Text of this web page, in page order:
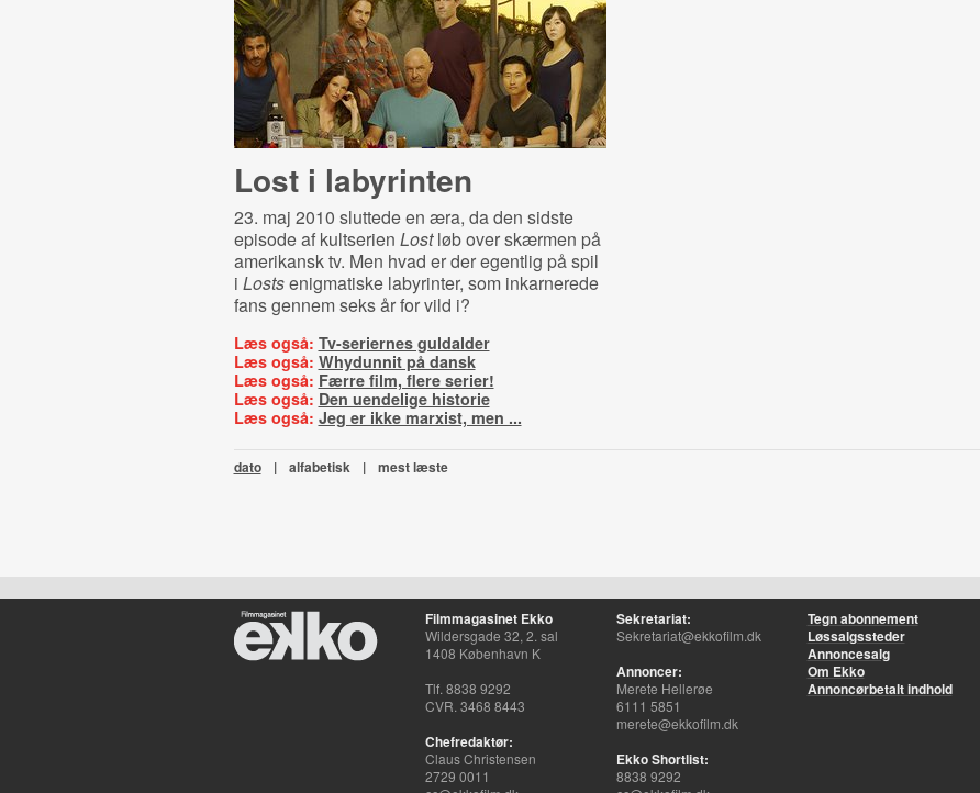
Lost i labyrinten
23. maj 2010 sluttede en æra, da den sidste
episode af kultserien Lostløb over skærmen på
amerikansk tv. Men hvad er der egentlig på spil
i Lostsenigmatiske labyrinter, som inkarnerede
fans gennem seks år for vild i?
Læs også: Tv-seriernes guldalder
Læs også: Whydunnit på dansk
Læs også: Færre film, flere serier!
Læs også: Den uendelige historie
Læs også: Jeg er ikke marxist, men ...
dato | alfabetisk | mest læste
Filmmagasinet Ekko
Wildersgade 32, 2. sal
1408 København K
Tlf. 8838 9292
CVR. 3468 8443
Chefredaktør:
Claus Christensen
2729 0011
Sekretariat:
Sekretariat@ekkofilm.dk
Annoncer:
Merete Hellerøe
6111 5851
merete@ekkofilm.dk
Ekko Shortlist:
8838 9292
Tegn abonnement
Løssalgssteder
Annoncesalg
Om Ekko
Annoncørbetalt indhold